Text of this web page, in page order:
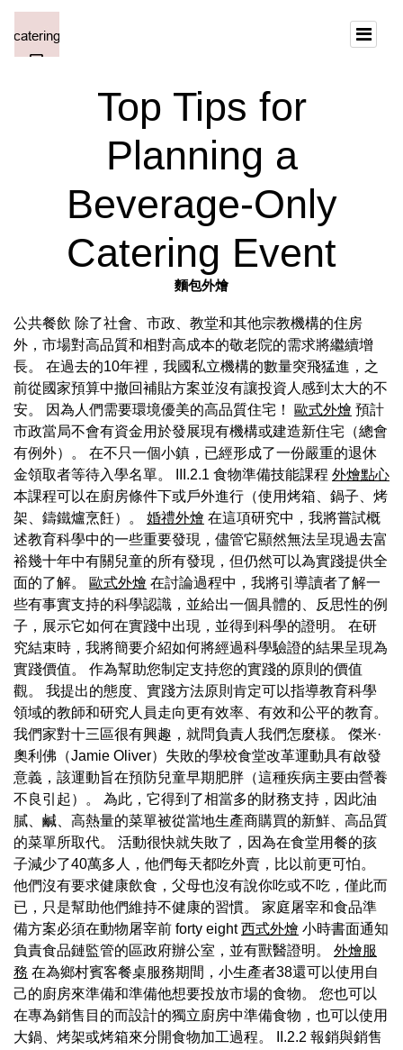
Top Tips for
Planning a
Beverage-Only
Catering Event
麵包外燴
公共餐飲 除了社會、市政、教堂和其他宗教機構的住房
外，市場對高品質和相對高成本的敬老院的需求將繼續增
長。 在過去的10年裡，我國私立機構的數量突飛猛進，之
前從國家預算中撤回補貼方案並沒有讓投資人感到太大的不
安。 因為人們需要環境優美的高品質住宅！
歐式外燴 預計
市政當局不會有資金用於發展現有機構或建造新住宅（總會
有例外）。 在不只一個小鎮，已經形成了一份嚴重的退休
金領取者等待入學名單。 III.2.1 食物準備技能課程 外燴點心
本課程可以在廚房條件下或戶外進行（使用烤箱、鍋子、烤
架、鑄鐵爐烹飪）。 婚禮外燴 在這項研究中，我將嘗試概
述教育科學中的一些重要發現，儘管它顯然無法呈現過去富
裕幾十年中有關兒童的所有發現，但仍然可以為實踐提供全
面的了解。
歐式外燴 在討論過程中，我將引導讀者了解一
些有事實支持的科學認識，並給出一個具體的、反思性的例
子，展示它如何在實踐中出現，並得到科學的證明。 在研
究結束時，我將簡要介紹如何將經過科學驗證的結果呈現為
實踐價值。 作為幫助您制定支持您的實踐的原則的價值
觀。 我提出的態度、實踐方法原則肯定可以指導教育科學
領域的教師和研究人員走向更有效率、有效和公平的教育。
我們家對十三區很有興趣，就問負責人我們怎麼樣。 傑米·
奧利佛（Jamie Oliver）失敗的學校食堂改革運動具有啟發
意義，該運動旨在預防兒童早期肥胖（這種疾病主要由營養
不良引起）。 為此，它得到了相當多的財務支持，因此油
膩、鹹、高熱量的菜單被從當地生產商購買的新鮮、高品質
的菜單所取代。 活動很快就失敗了，因為在食堂用餐的孩
子減少了40萬多人，他們每天都吃外賣，比以前更可怕。
他們沒有要求健康飲食，父母也沒有說你吃或不吃，僅此而
已，只是幫助他們維持不健康的習慣。 家庭屠宰和食品準
備方案必須在動物屠宰前 forty eight西式外燴 小時書面通知
負責食品鏈監管的區政府辦公室，並有獸醫證明。 外燴服
務 在為鄉村賓客餐桌服務期間，小生產者38還可以使用自
己的廚房來準備和準備他想要投放市場的食物。 您也可以
在專為銷售目的而設計的獨立廚房中準備食物，也可以使用
大鍋、烤架或烤箱來分開食物加工過程。 II.2.2 報銷與銷售